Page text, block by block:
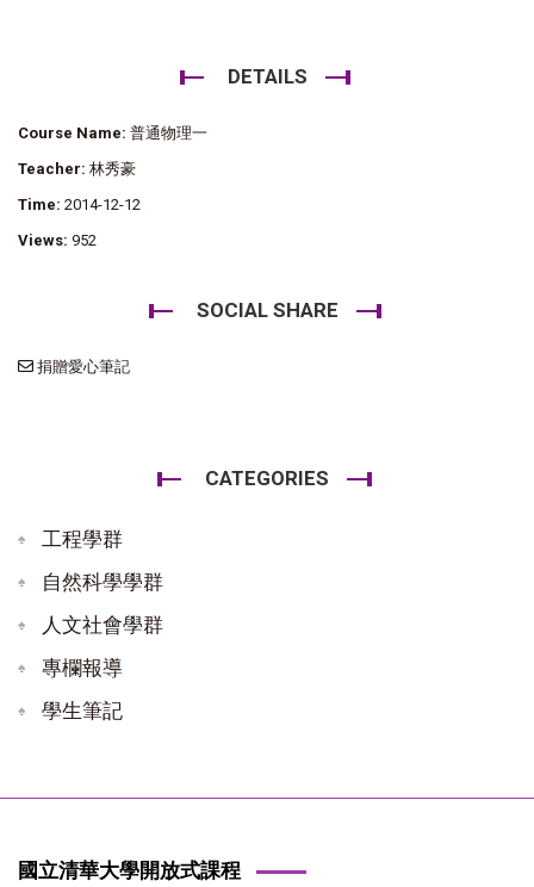
DETAILS
Course Name: 普通物理一
Teacher: 林秀豪
Time: 2014-12-12
Views: 952
SOCIAL SHARE
捐贈愛心筆記
CATEGORIES
工程學群
自然科學學群
人文社會學群
專欄報導
學生筆記
國立清華大學開放式課程